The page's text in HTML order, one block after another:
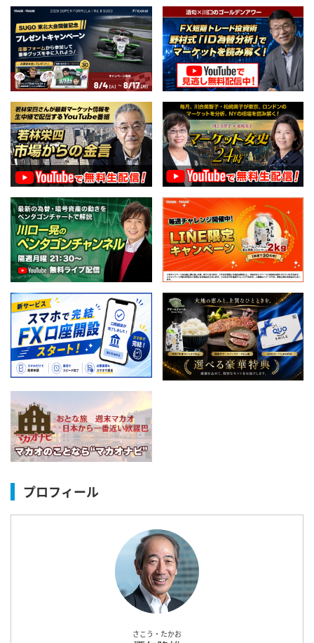
プロフィール
さこう・たかお